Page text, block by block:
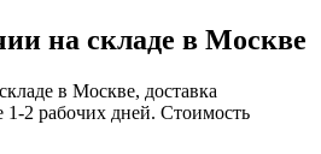
на складе в Москве
в Москве, доставка
1-2 рабочих дней. Стоимость